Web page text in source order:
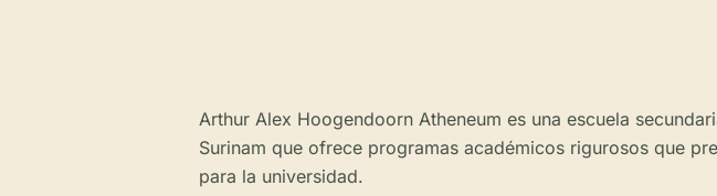
Arthur Alex Hoogendoorn Atheneum es una escuela
Surinam que ofrece programas académicos rigurosos que
para la universidad.